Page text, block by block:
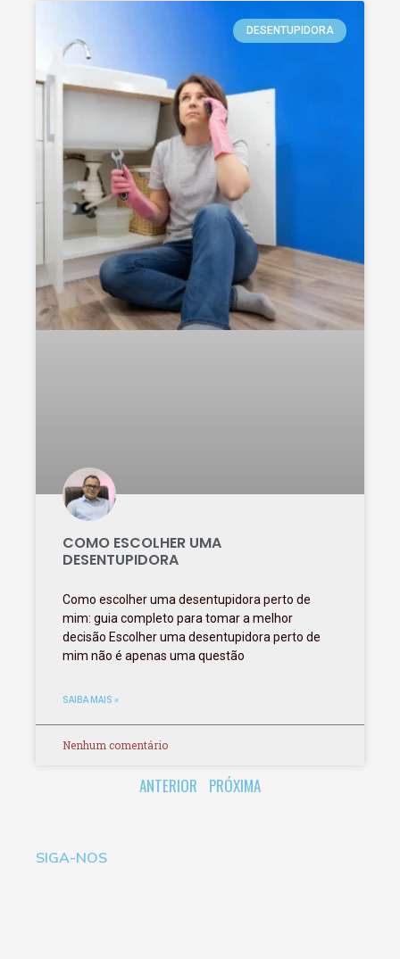
DESENTUPIDORA
COMO ESCOLHER UMA
DESENTUPIDORA
Como escolher uma desentupidora perto de
mim: guia completo para tomar a melhor
decisão Escolher uma desentupidora perto de
mim não é apenas uma questão
SAIBA MAIS »
Nenhum comentário
ANTERIOR PRÓXIMA
SIGA-NOS